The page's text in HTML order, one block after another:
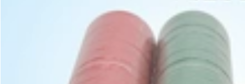
nhiệt băng dính chịu
keo 2 mặt chịu nhiệt
cao
Pet Red Yellow
suốt Ma cà rồng
Dính áp lực